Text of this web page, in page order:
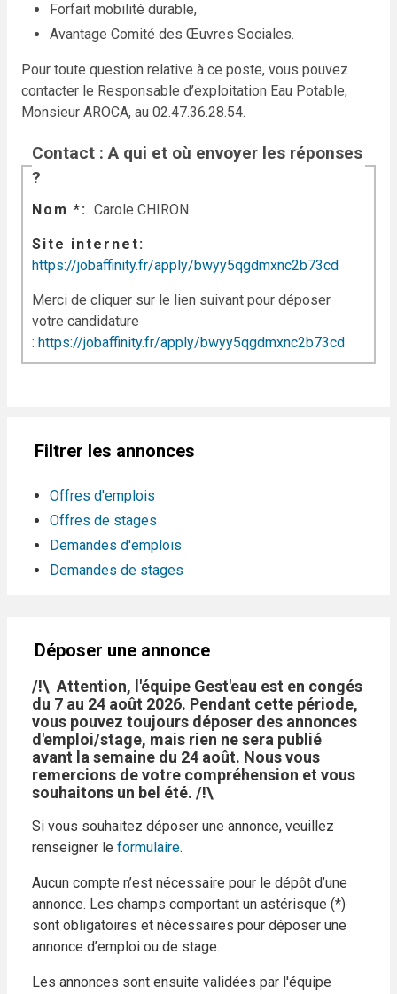
Forfait mobilité durable,
Avantage Comité des Œuvres Sociales.
Pour toute question relative à ce poste, vous pouvez
contacter le Responsable d’exploitation Eau Potable,
Monsieur AROCA, au 02.47.36.28.54.
Contact : A qui et où envoyer les réponses
?
Nom * Carole CHIRON
Site internet
https://jobaffinity.fr/apply/bwyy5qgdmxnc2b73cd
Merci de cliquer sur le lien suivant pour déposer
votre candidature
: https://jobaffinity.fr/apply/bwyy5qgdmxnc2b73cd
Filtrer les annonces
Offres d'emplois
Offres de stages
Demandes d'emplois
Demandes de stages
Déposer une annonce
/!\ Attention, l'équipe Gest'eau est en congés
du 7 au 24 août 2026. Pendant cette période,
vous pouvez toujours déposer des annonces
d'emploi/stage, mais rien ne sera publié
avant la semaine du 24 août. Nous vous
remercions de votre compréhension et vous
souhaitons un bel été. /!\
Si vous souhaitez déposer une annonce, veuillez
renseigner le formulaire.
Aucun compte n’est nécessaire pour le dépôt d’une
annonce. Les champs comportant un astérisque (*)
sont obligatoires et nécessaires pour déposer une
annonce d’emploi ou de stage.
Les annonces sont ensuite validées par l'équipe